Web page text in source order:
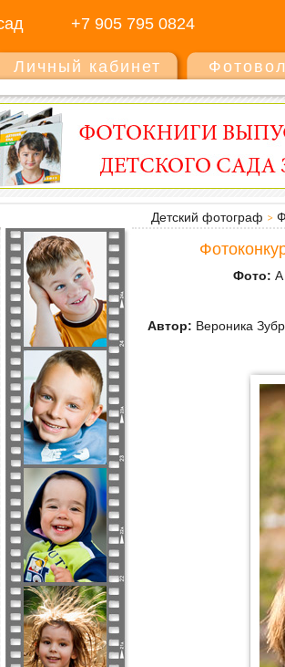
+7 905 795 0824
Личный кабинет
Детский фотограф
Фото: А
Автор: Вероника